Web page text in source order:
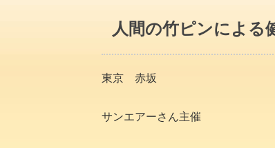
人間の竹ピンによる
東京 赤坂
サンエアーさん主催